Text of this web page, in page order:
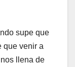
supe que
que venir a
llena de